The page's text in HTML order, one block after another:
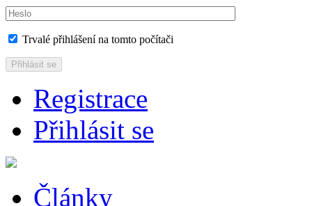
Trvalé přihlášení na tomto počítači
Přihlásit se
Registrace
Přihlásit se
Články